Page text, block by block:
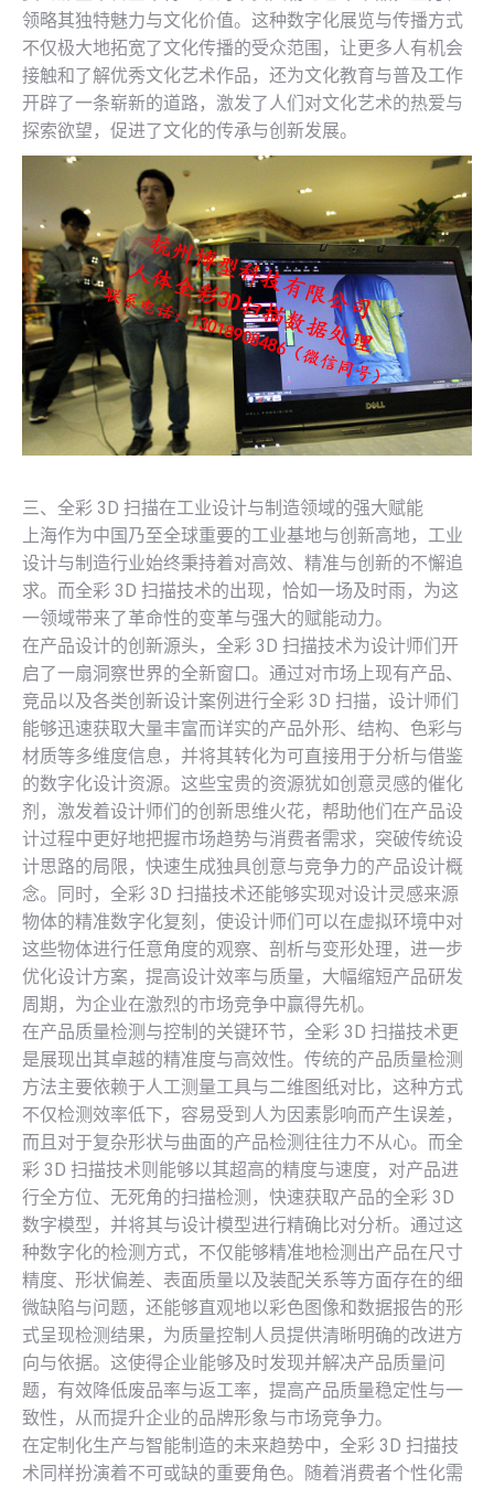
领略其独特魅力与文化价值。这种数字化展览与传播方式
不仅极大地拓宽了文化传播的受众范围，让更多人有机会
接触和了解优秀文化艺术作品，还为文化教育与普及工作
开辟了一条崭新的道路，激发了人们对文化艺术的热爱与
探索欲望，促进了文化的传承与创新发展。
三、全彩 3D 扫描在工业设计与制造领域的强大赋能
上海作为中国乃至全球重要的工业基地与创新高地，工业
设计与制造行业始终秉持着对高效、精准与创新的不懈追
求。而全彩 3D 扫描技术的出现，恰如一场及时雨，为这
一领域带来了革命性的变革与强大的赋能动力。
在产品设计的创新源头，全彩 3D 扫描技术为设计师们开
启了一扇洞察世界的全新窗口。通过对市场上现有产品、
竞品以及各类创新设计案例进行全彩 3D 扫描，设计师们
能够迅速获取大量丰富而详实的产品外形、结构、色彩与
材质等多维度信息，并将其转化为可直接用于分析与借鉴
的数字化设计资源。这些宝贵的资源犹如创意灵感的催化
剂，激发着设计师们的创新思维火花，帮助他们在产品设
计过程中更好地把握市场趋势与消费者需求，突破传统设
计思路的局限，快速生成独具创意与竞争力的产品设计概
念。同时，全彩 3D 扫描技术还能够实现对设计灵感来源
物体的精准数字化复刻，使设计师们可以在虚拟环境中对
这些物体进行任意角度的观察、剖析与变形处理，进一步
优化设计方案，提高设计效率与质量，大幅缩短产品研发
周期，为企业在激烈的市场竞争中赢得先机。
在产品质量检测与控制的关键环节，全彩 3D 扫描技术更
是展现出其卓越的精准度与高效性。传统的产品质量检测
方法主要依赖于人工测量工具与二维图纸对比，这种方式
不仅检测效率低下，容易受到人为因素影响而产生误差，
而且对于复杂形状与曲面的产品检测往往力不从心。而全
彩 3D 扫描技术则能够以其超高的精度与速度，对产品进
行全方位、无死角的扫描检测，快速获取产品的全彩 3D
数字模型，并将其与设计模型进行精确比对分析。通过这
种数字化的检测方式，不仅能够精准地检测出产品在尺寸
精度、形状偏差、表面质量以及装配关系等方面存在的细
微缺陷与问题，还能够直观地以彩色图像和数据报告的形
式呈现检测结果，为质量控制人员提供清晰明确的改进方
向与依据。这使得企业能够及时发现并解决产品质量问
题，有效降低废品率与返工率，提高产品质量稳定性与一
致性，从而提升企业的品牌形象与市场竞争力。
在定制化生产与智能制造的未来趋势中，全彩 3D 扫描技
术同样扮演着不可或缺的重要角色。随着消费者个性化需